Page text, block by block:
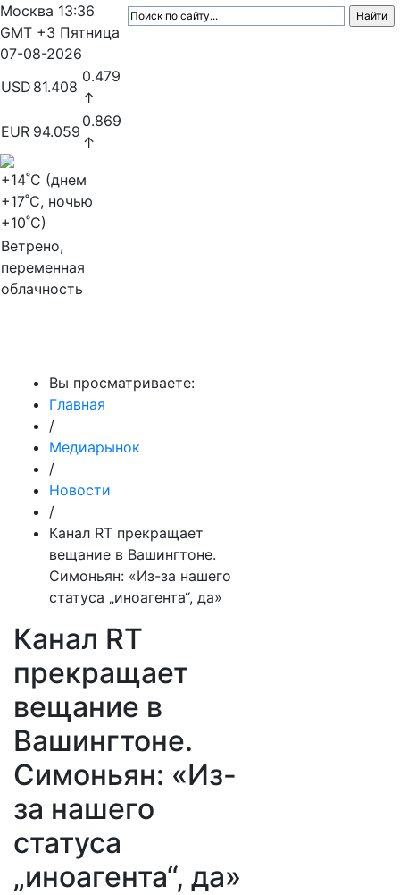
Москва 13:36
GMT +3 Пятница
07-08-2026
USD 81.408
0.479
↑
EUR 94.059
0.869
↑
+14˚C (днем
+17˚C, ночью
+10˚C)
Ветрено,
переменная
облачность
Вы просматриваете:
Главная
/
Медиарынок
/
Новости
/
Канал RT прекращает
вещание в Вашингтоне.
Симоньян: «Из-за нашего
статуса „иноагента“, да»
Канал RT
прекращает
вещание в
Вашингтоне.
Симоньян: «Из-
за нашего
статуса
„иноагента“, да»